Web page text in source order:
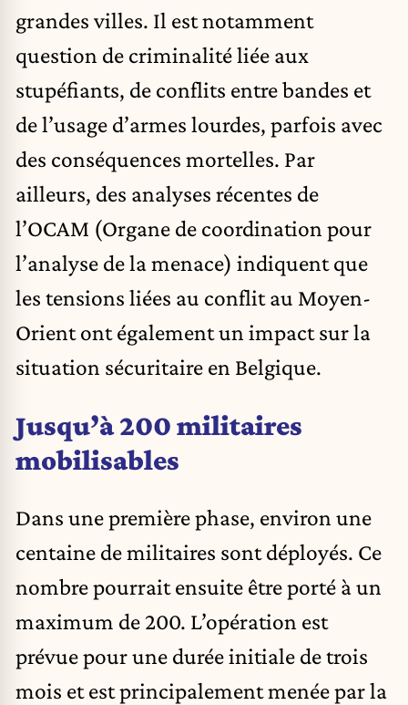
grandes villes. Il est notamment
question de criminalité liée aux
stupéfiants, de conflits entre bandes et
de l’usage d’armes lourdes, parfois avec
des conséquences mortelles. Par
ailleurs, des analyses récentes de
l’OCAM (Organe de coordination pour
l’analyse de la menace) indiquent que
les tensions liées au conflit au Moyen-
Orient ont également un impact sur la
situation sécuritaire en Belgique.
Jusqu’à 200 militaires
mobilisables
Dans une première phase, environ une
centaine de militaires sont déployés. Ce
nombre pourrait ensuite être porté à un
maximum de 200. L’opération est
prévue pour une durée initiale de trois
mois et est principalement menée par la